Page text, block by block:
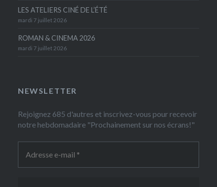
LES ATELIERS CINÉ DE L’ÉTÉ
mardi 7 juillet 2026
ROMAN & CINEMA 2026
mardi 7 juillet 2026
NEWSLETTER
Rejoignez 685 d'autres et inscrivez-vous pour recevoir
notre hebdomadaire "Prochainement sur nos écrans!"